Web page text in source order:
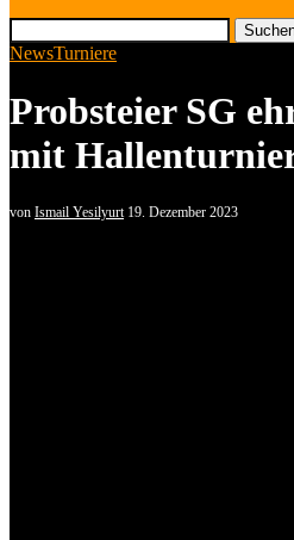
NewsTurniere
Probsteier SG
mit
von Ismail Yesilyurt 19. Dezember 2023